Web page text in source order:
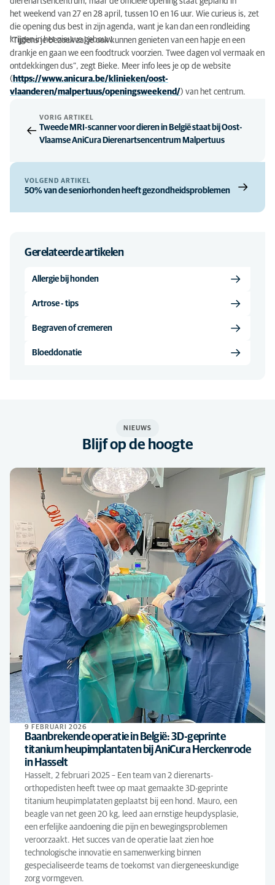
het weekend van 27 en 28 april, tussen 10 en 16 uur. Wie curieus is, zet
die opening dus best in zijn agenda, want je kan dan een rondleiding
krijgen in het nieuwe gebouw.
“Tijdens je bezoek zal je ook kunnen genieten van een hapje en een
drankje en gaan we een foodtruck voorzien. Twee dagen vol vermaak en
ontdekkingen dus”, zegt Bieke. Meer info lees je op de website
( https://www.anicura.be/klinieken/oost-
vlaanderen/malpertuus/openingsweekend/) van het centrum.
VORIG ARTIKEL
Tweede MRI-scanner voor dieren in België staat bij Oost-
Vlaamse AniCura Dierenartsencentrum Malpertuus
VOLGEND ARTIKEL
50% van de seniorhonden heeft gezondheidsproblemen
Gerelateerde artikelen
Allergie bij honden
Artrose - tips
Begraven of cremeren
Bloeddonatie
NIEUWS
Blijf op de hoogte
9 FEBRUARI 2026
Baanbrekende operatie in België: 3D-geprinte
titanium heupimplantaten bij AniCura Herckenrode
in Hasselt
Hasselt, 2 februari 2025 – Een team van 2 dierenarts-
orthopedisten heeft twee op maat gemaakte 3D-geprinte
titanium heupimplataten geplaatst bij een hond. Mauro, een
beagle van net geen 20 kg, leed aan ernstige heupdysplasie,
een erfelijke aandoening die pijn en bewegingsproblemen
veroorzaakt. Het succes van de operatie laat zien hoe
technologische innovatie en samenwerking binnen
gespecialiseerde teams de toekomst van diergeneeskundige
zorg vormgeven.